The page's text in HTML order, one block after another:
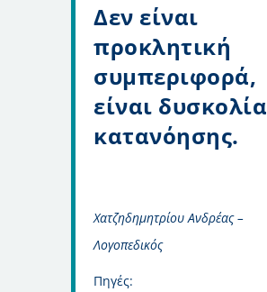
Δεν είναι
προκλητική
συμπεριφορά,
είναι δυσκολία
κατανόησης.
Χατζηδημητρίου Ανδρέας –
Λογοπεδικός
Πηγές: